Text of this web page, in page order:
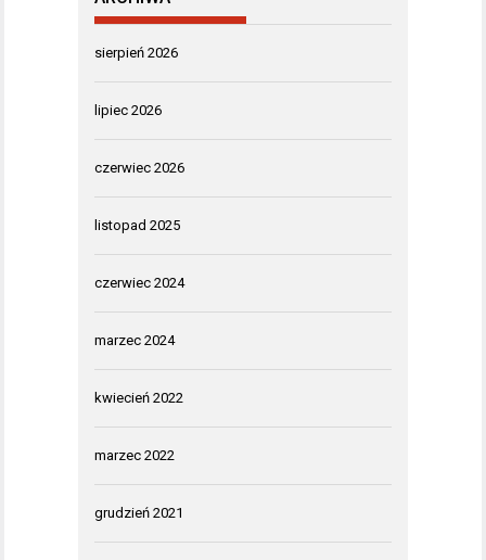
sierpień 2026
lipiec 2026
czerwiec 2026
listopad 2025
czerwiec 2024
marzec 2024
kwiecień 2022
marzec 2022
grudzień 2021